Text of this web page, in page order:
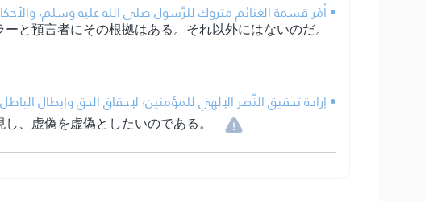
• أَمْر قسمة الغنائم متروك للرّسول صلى الله عليه وسلم،
と預言者にその根拠はある。それ以外にはないのだ。
• إرادة تحقيق النّصر الإلهي للمؤمنين؛ لإحقاق الحق وإبطال
、虚偽を虚偽としたいのである。